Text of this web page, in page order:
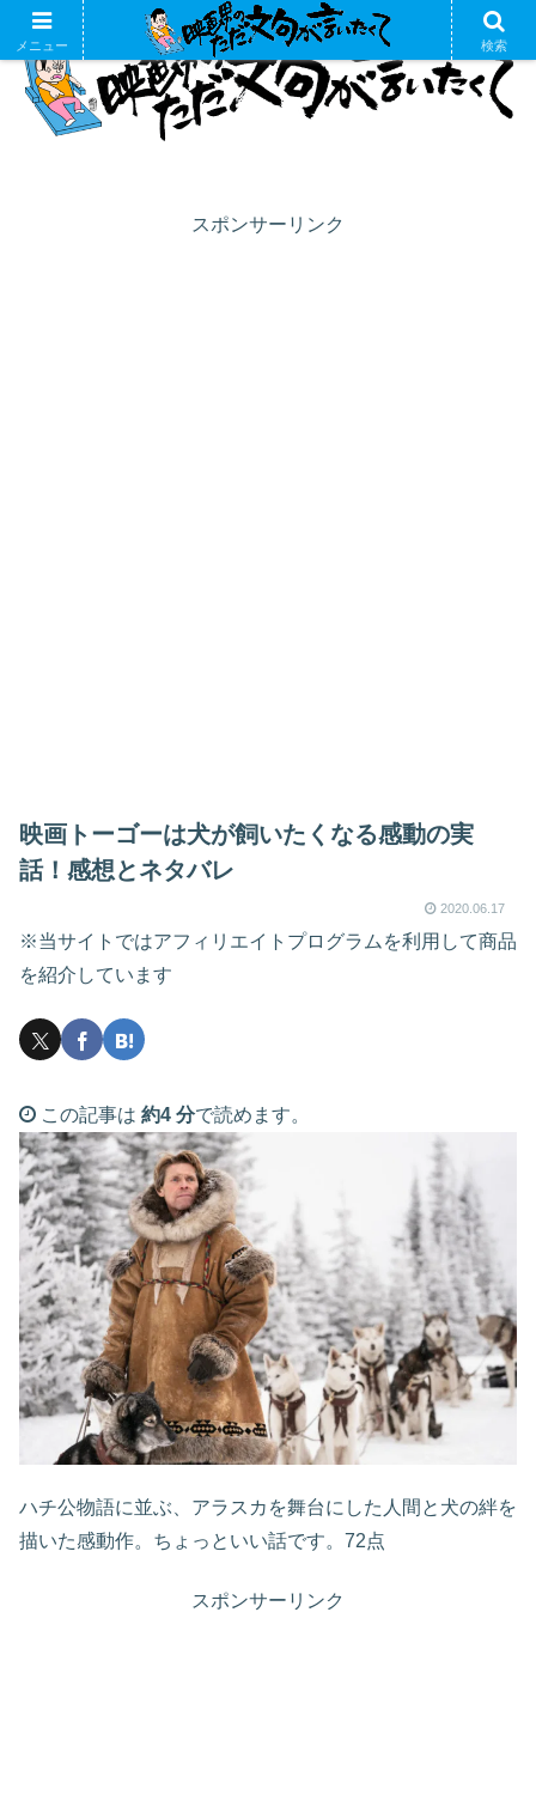
スポンサーリンク
映画トーゴーは犬が飼いたくなる感動の実
話！感想とネタバレ
2020.06.17
※当サイトではアフィリエイトプログラムを利用して商品
を紹介しています
この記事は 約4 分で読めます。
ハチ公物語に並ぶ、アラスカを舞台にした人間と犬の絆を
描いた感動作。ちょっといい話です。72点
スポンサーリンク
メニュー 検索